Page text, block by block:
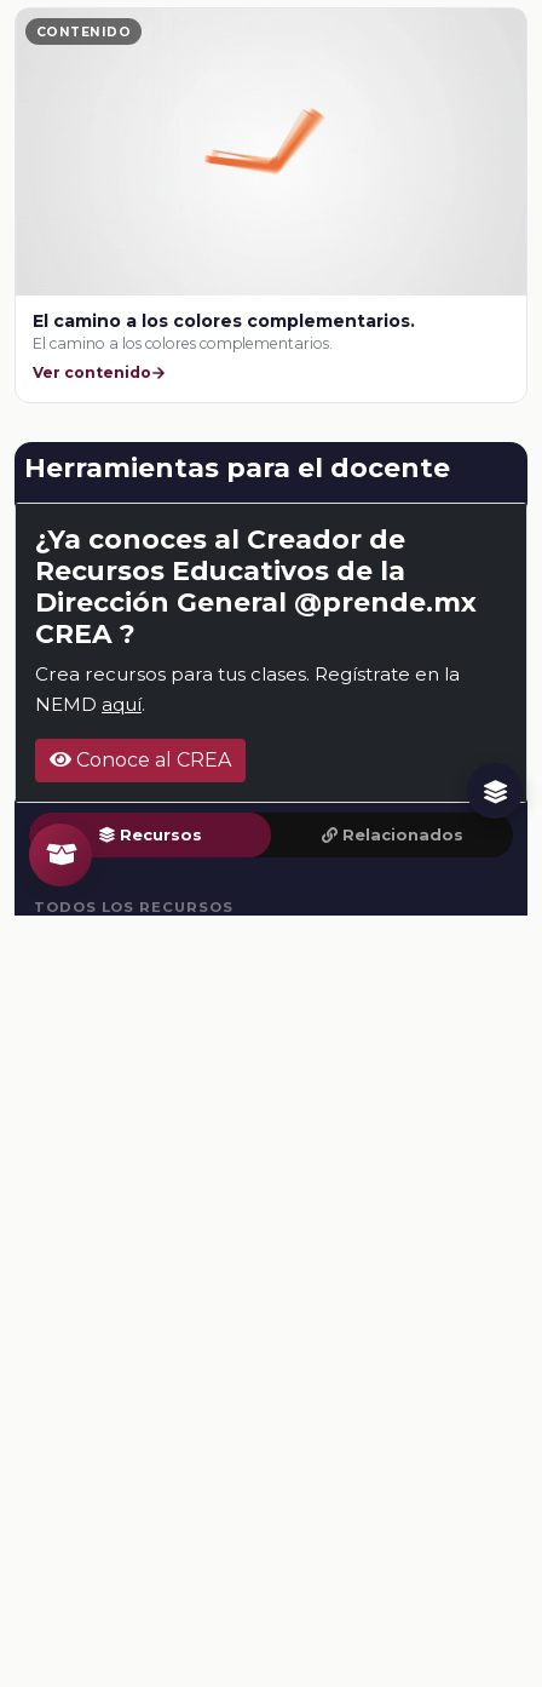
CONTENIDO
El camino a los colores complementarios.
El camino a los colores complementarios.
Ver contenido
Herramientas para el docente
¿Ya conoces al Creador de
Recursos Educativos de la
Dirección General @prende.mx
CREA ?
Crea recursos para tus clases. Regístrate en la
NEMD aquí.
Conoce al CREA
Recursos Relacionados
TODOS LOS RECURSOS